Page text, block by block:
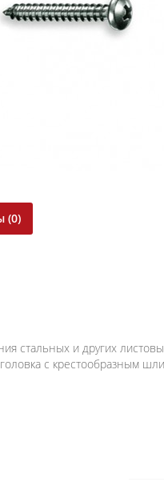
(0)
стальных и других
с крестообразным